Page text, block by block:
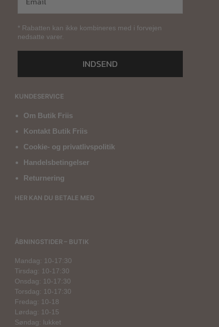
* Rabatten kan ikke kombineres med i forvejen
nedsatte varer.
INDSEND
KUNDESERVICE
Om Butik Friis
Kontakt Butik Friis
Cookie- og privatlivspolitik
Handelsbetingelser
Returnering
HER KAN DU BETALE MED
ÅBNINGSTIDER – BUTIK
Mandag: 10-17:30
Tirsdag: 10-17:30
Onsdag: 10-17:30
Torsdag: 10-17:30
Fredag: 10-18
Lørdag: 10-15
Søndag: lukket